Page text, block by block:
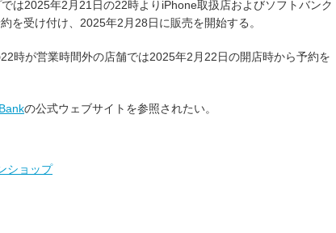
は2025年2月21日の22時よりiPhone取扱店およびソフトバンク
を受け付け、2025年2月28日に販売を開始する。
時が営業時間外の店舗では2025年2月22日の開店時から予約を
の公式ウェブサイトを参照されたい。
ショップ